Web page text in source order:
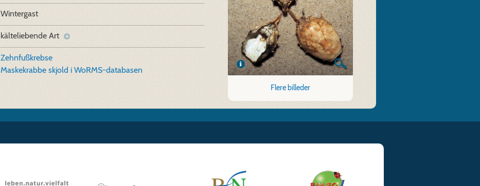
Wintergast
kälteliebende Art
Zehnfußkrebse
Maskekrabbe skjold i WoRMS-databasen
Flere billeder